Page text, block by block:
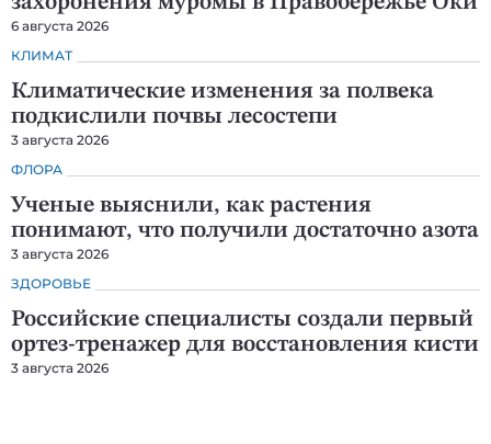
6 августа 2026
КЛИМАТ
Климатические изменения за полвека
подкислили почвы лесостепи
3 августа 2026
ФЛОРА
Ученые выяснили, как растения
понимают, что получили достаточно азота
3 августа 2026
ЗДОРОВЬЕ
Российские специалисты создали первый
ортез-тренажер для восстановления кисти
3 августа 2026